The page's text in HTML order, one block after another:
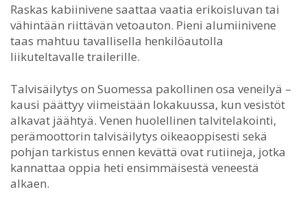
Raskas kabiinivene saattaa vaatia erikoisluvan tai
vähintään riittävän vetoauton. Pieni alumiinivene
taas mahtuu tavallisella henkilöautolla
liikuteltavalle trailerille.
Talvisäilytys on Suomessa pakollinen osa veneilyä –
kausi päättyy viimeistään lokakuussa, kun vesistöt
alkavat jäähtyä. Venen huolellinen talvitelakointi,
perämoottorin talvisäilytys oikeaoppisesti sekä
pohjan tarkistus ennen kevättä ovat rutiineja, jotka
kannattaa oppia heti ensimmäisestä veneestä
alkaen.